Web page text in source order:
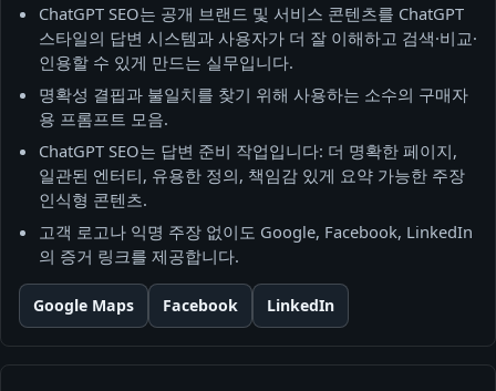
ChatGPT SEO는 공개 브랜드 및 서비스 콘텐츠를 ChatGPT
스타일의 답변 시스템과 사용자가 더 잘 이해하고 검색·비교·
인용할 수 있게 만드는 실무입니다.
명확성 결핍과 불일치를 찾기 위해 사용하는 소수의 구매자
용 프롬프트 모음.
ChatGPT SEO는 답변 준비 작업입니다: 더 명확한 페이지,
일관된 엔터티, 유용한 정의, 책임감 있게 요약 가능한 주장
인식형 콘텐츠.
고객 로고나 익명 주장 없이도 Google, Facebook, LinkedIn
의 증거 링크를 제공합니다.
Google Maps Facebook LinkedIn